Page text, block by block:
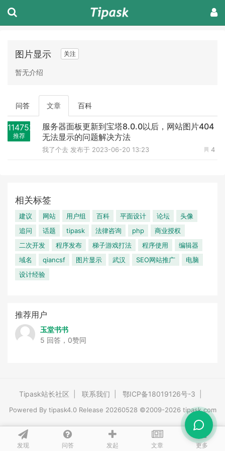
发现 问答 发起 文章 更多
图片显示 关注
暂无介绍
问答 文章 百科
114752
推荐
服务器面板更新到宝塔8.0.0以后，网站图片404
无法显示的问题解决方法
4
我了个去 发布于 2023-06-20 13:23
相关标签
建议 网站 用户组 百科 平面设计 论坛
头像
追问
话题 tipask 法律咨询 php
商业授权
二次开发
程序发布 梯子游戏打法 程序使用
编辑器
域名
qiancsf 图片显示 武汉 SEO网站推广
电脑
设计经验
推荐用户
玉堂书书
5 回答，0赞同
Tipask站长社区 联系我们 鄂ICP备18019126号-3
Powered By tipask4.0Release 20260528 ©2009-2026 tipask.com